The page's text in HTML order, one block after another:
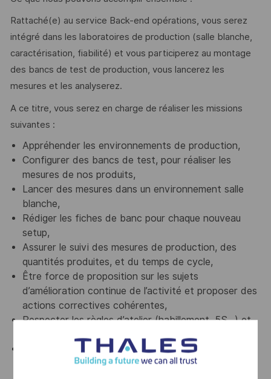
Rattaché(e) au service Back-end opérations, vous serez
intégré dans les laboratoires de production (salle blanche,
caractérisation, fiabilité) et vous participerez au montage
des bancs de test de production, vous lancerez les
mesures et les analyserez.
A ce titre, vous serez en charge de réaliser les missions
suivantes :
Appréhender les environnements de production,
Configurer des bancs de test, pour réaliser les
mesures de nos produits,
Lancer des mesures dans un environnement salle
blanche,
Rédiger les fiches de banc pour chaque nouveau
setup,
Assurer le suivi des mesures de production, des
quantités produites, et du temps de cycle,
Être force de proposition sur les sujets
d’amélioration continue de l’activité et proposer des
actions correctives cohérentes,
Respecter les règles d’atelier (habillement, 5S…) et
Appliquer les règles environnementales (traitement
des déchets, consignes d’utilisation.) et alerter en